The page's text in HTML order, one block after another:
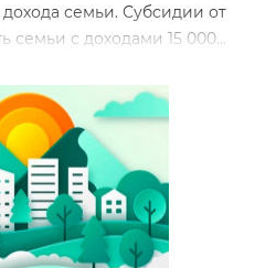
дохода семьи. Субсидии от
семьи с доходами 15 000...